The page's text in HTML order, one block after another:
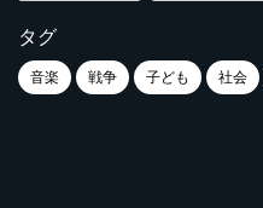
タグ
音楽 戦争 子ども 社会